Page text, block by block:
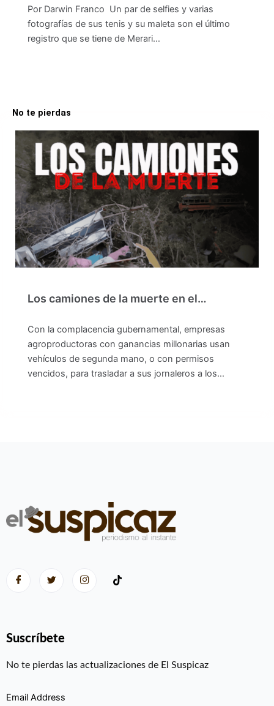
Por Darwin Franco Un par de selfies y varias
fotografías de sus tenis y su maleta son el último
registro que se tiene de Merari…
No te pierdas
Los camiones de la muerte en el…
Con la complacencia gubernamental, empresas
agroproductoras con ganancias millonarias usan
vehículos de segunda mano, o con permisos
vencidos, para trasladar a sus jornaleros a los…
Suscríbete
No te pierdas las actualizaciones de El Suspicaz
Email Address